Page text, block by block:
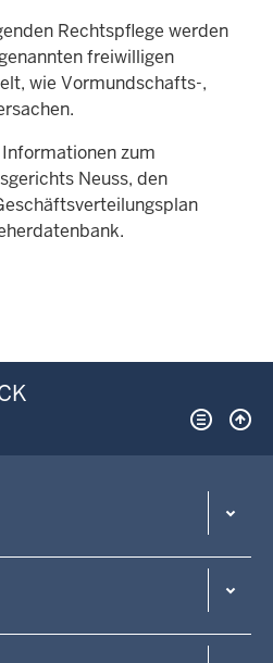
Rechtspflege werden
freiwilligen
wie Vormundschafts-,
zum
Neuss, den